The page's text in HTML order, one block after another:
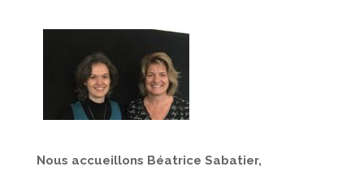
Nous accueillons Béatrice Sabatier,